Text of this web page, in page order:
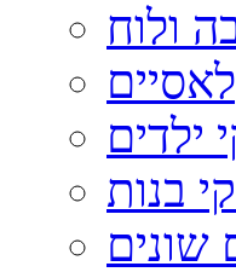
ולוח
ילדים
בנות